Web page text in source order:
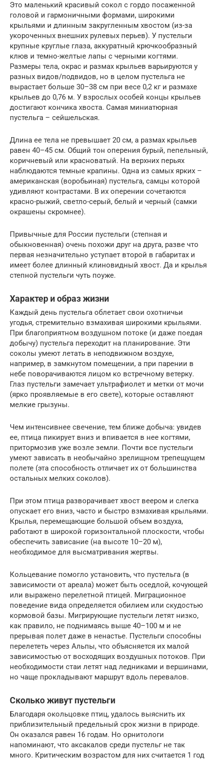
Это маленький красивый сокол с гордо посаженной
головой и гармоничными формами, широкими
крыльями и длинным закругленным хвостом (из-за
укороченных внешних рулевых перьев). У пустельги
крупные круглые глаза, аккуратный крючкообразный
клюв и темно-желтые лапы с черными когтями.
Размеры тела, окрас и размах крыльев варьируются у
разных видов/подвидов, но в целом пустельга не
вырастает больше 30–38 см при весе 0,2 кг и размахе
крыльев до 0,76 м. У взрослых особей концы крыльев
достигают кончика хвоста. Самая миниатюрная
пустельга – сейшельская.
Длина ее тела не превышает 20 см, а размах крыльев
равен 40–45 см. Общий тон оперения бурый, пепельный,
коричневый или красноватый. На верхних перьях
наблюдаются темные крапины. Одна из самых ярких –
американская (воробьиная) пустельга, самцы которой
удивляют контрастами. В их оперении сочетаются
красно-рыжий, светло-серый, белый и черный (самки
окрашены скромнее).
Привычные для России пустельги (степная и
обыкновенная) очень похожи друг на друга, разве что
первая незначительно уступает второй в габаритах и
имеет более длинный клиновидный хвост. Да и крылья
степной пустельги чуть поуже.
Характер и образ жизни
Каждый день пустельга облетает свои охотничьи
угодья, стремительно взмахивая широкими крыльями.
При благоприятном воздушном потоке (и даже поедая
добычу) пустельга переходит на планирование. Эти
соколы умеют летать в неподвижном воздухе,
например, в замкнутом помещении, а при парении в
небе поворачиваются лицом ко встречному ветерку.
Глаз пустельги замечает ультрафиолет и метки от мочи
(ярко проявляемые в его свете), которые оставляют
мелкие грызуны.
Чем интенсивнее свечение, тем ближе добыча: увидев
ее, птица пикирует вниз и впивается в нее когтями,
притормозив уже возле земли. Почти все пустельги
умеют зависать в необычайно зрелищном трепещущем
полете (эта способность отличает их от большинства
остальных мелких соколов).
При этом птица разворачивает хвост веером и слегка
опускает его вниз, часто и быстро взмахивая крыльями.
Крылья, перемещающие большой объем воздуха,
работают в широкой горизонтальной плоскости, чтобы
обеспечить зависание (на высоте 10–20 м),
необходимое для высматривания жертвы.
Кольцевание помогло установить, что пустельга (в
зависимости от ареала) может быть оседлой, кочующей
или выражено перелетной птицей. Миграционное
поведение вида определяется обилием или скудостью
кормовой базы. Мигрирующие пустельги летят низко,
как правило, не поднимаясь выше 40–100 м и не
прерывая полет даже в ненастье. Пустельги способны
перелететь через Альпы, что объясняется их малой
зависимостью от восходящих воздушных потоков. При
необходимости стаи летят над ледниками и вершинами,
но чаще прокладывают маршрут вдоль перевалов.
Сколько живут пустельги
Благодаря окольцовке птиц, удалось выяснить их
приблизительный предельный срок жизни в природе.
Он оказался равен 16 годам. Но орнитологи
напоминают, что аксакалов среди пустельг не так
много. Критическим возрастом для них считается 1 год